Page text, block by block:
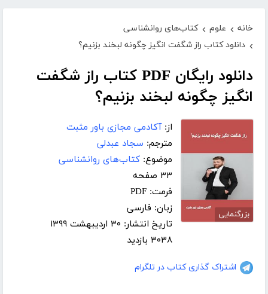
خانه › علوم › کتاب‌های روانشناسی
› دانلود کتاب راز شگفت انگیز چگونه لبخند بزنیم؟
دانلود رایگان PDF کتاب راز شگفت
انگیز چگونه لبخند بزنیم؟
بزرگنمایی
از:آکادمی مجازی باور مثبت
مترجم: سجاد عبدلی
موضوع: کتاب‌های روانشناسی
۳۳ صفحه
فرمت: PDF
زبان: فارسی
تاریخ انتشار: ۳۰ اردیبهشت ۱۳۹۹
۳۰۳۸ بازدید
اشتراک گذاری کتاب در تلگرام